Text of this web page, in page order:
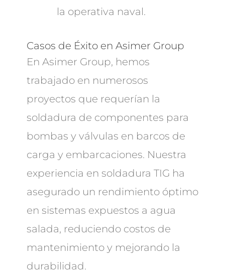
la operativa naval.
Casos de Éxito en Asimer Group
En Asimer Group, hemos
trabajado en numerosos
proyectos que requerían la
soldadura de componentes para
bombas y válvulas en barcos de
carga y embarcaciones. Nuestra
experiencia en soldadura TIG ha
asegurado un rendimiento óptimo
en sistemas expuestos a agua
salada, reduciendo costos de
mantenimiento y mejorando la
durabilidad.